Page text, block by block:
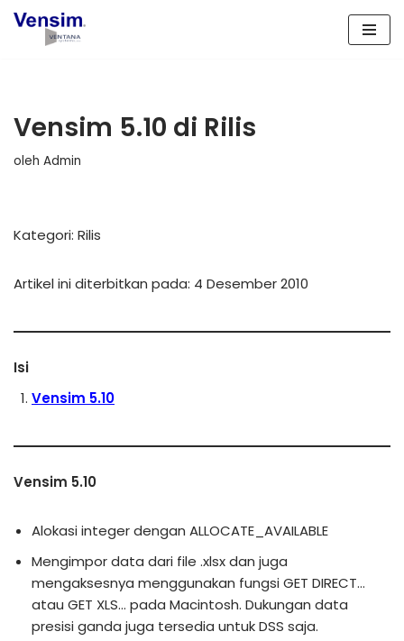
Lompat
Vensim 5.10 di Rilis
oleh Admin
Kategori: Rilis
Artikel ini diterbitkan pada: 4 Desember 2010
Isi
Vensim 5.10
Vensim 5.10
Alokasi integer dengan ALLOCATE_AVAILABLE
Mengimpor data dari file .xlsx dan juga
mengaksesnya menggunakan fungsi GET DIRECT…
atau GET XLS… pada Macintosh. Dukungan data
presisi ganda juga tersedia untuk DSS saja.